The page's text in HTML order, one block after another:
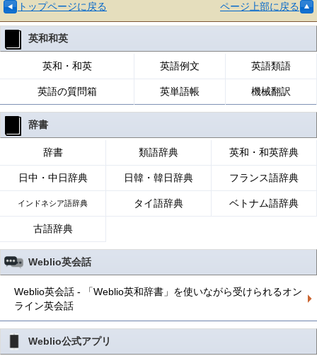
トップページに戻る ページ上部に戻る
英和和英
英和・和英 英語例文 英語類語
英語の質問箱 英単語帳 機械翻訳
辞書
辞書 類語辞典 英和・和英辞典
日中・中日辞典 日韓・韓日辞典 フランス語辞典
インドネシア語辞典 タイ語辞典 ベトナム語辞典
古語辞典
Weblio英会話
Weblio英会話 - 「Weblio英和辞書」を使いながら受けられるオン
ライン英会話
Weblio公式アプリ